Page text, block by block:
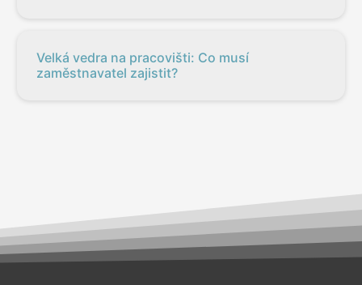
Velká vedra na pracovišti: Co musí
zaměstnavatel zajistit?